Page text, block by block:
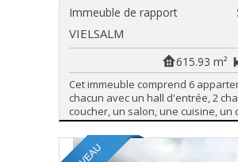
Immeuble de rapport
VIELSALM
615.93 m²
Cet immeuble comprend 6
chacun avec un hall d'entrée, 2
coucher, un salon, une cuisine, un